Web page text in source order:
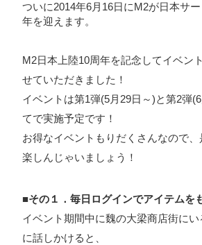
実績 #事業紹介 #仕事紹介 #企業理
言 #健康優良法人 #入社式 #内定
PM #制作進行・進行管理・ゲームPM
末年始 #採用 #採用向け #新卒
#看板 #研修 #社員紹介
サービス #行事 #選考 #面接
株式会社シフォン
〒101-0047
東京都千代田区内神田2-12-5 内山ビル
GoogleMaps
ついに2014年6月16日にM2が日本サ
年を迎えます。
M2日本上陸10周年を記念してイベン
せていただきました！
イベントは第1弾(5月29日～)と第2弾
てで実施予定です！
お得なイベントもりだくさんなので、
楽しんじゃいましょう！
■その１．毎日ログインでアイテムを
イベント期間中に魏の大梁商店街にい
に話しかけると、